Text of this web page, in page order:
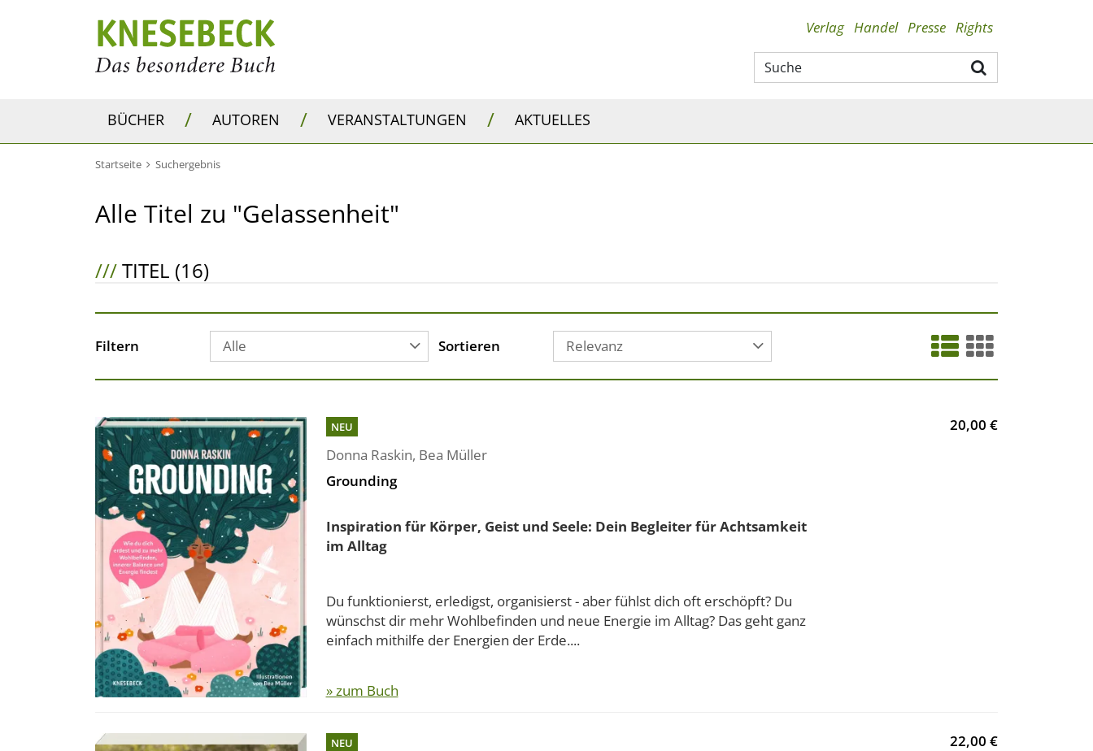
Verlag Handel Presse Rights
BÜCHER / AUTOREN / VERANSTALTUNGEN / AKTUELLES
Startseite Suchergebnis
Alle Titel zu "Gelassenheit"
///TITEL (16)
Filtern Alle Sortieren Relevanz
NEU
Donna Raskin, Bea Müller
Grounding
Inspiration für Körper, Geist und Seele: Dein Begleiter für Achtsamkeit
im Alltag
Du funktionierst, erledigst, organisierst - aber fühlst dich oft erschöpft? Du
wünschst dir mehr Wohlbefinden und neue Energie im Alltag? Das geht ganz
einfach mithilfe der Energien der Erde....
» zum Buch
20,00 €
NEU 22,00 €